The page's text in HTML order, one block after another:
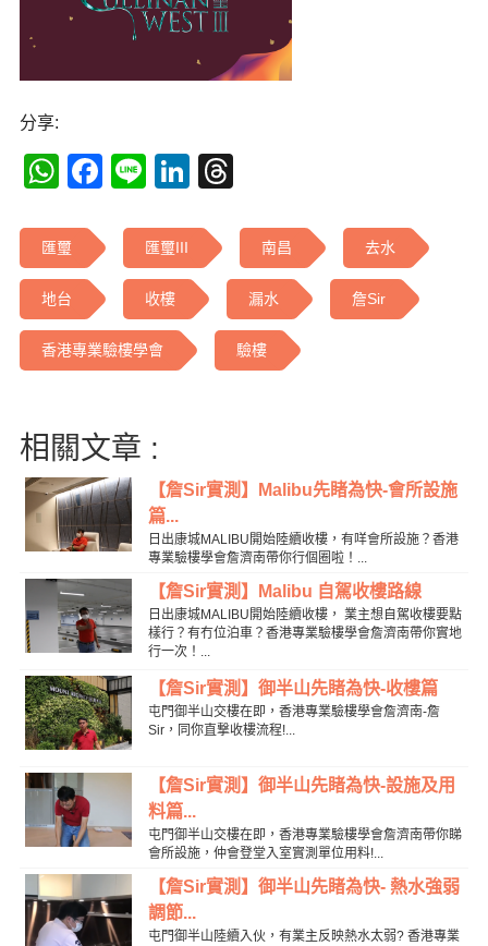
分享:
WhatsApp
Facebook
LineLinkedIn
匯璽 匯璽III 南昌 去水
地台 收樓 漏水 詹Sir
香港專業驗樓學會 驗樓
相關文章 :
【詹Sir實測】Malibu先睹為快-會所設施
篇...
日出康城MALIBU開始陸續收樓，有咩會所設施？香港
專業驗樓學會詹濟南帶你行個圈啦！...
【詹Sir實測】Malibu 自駕收樓路線
日出康城MALIBU開始陸續收樓， 業主想自駕收樓要點
樣行？有冇位泊車？香港專業驗樓學會詹濟南帶你實地
行一次！...
【詹Sir實測】御半山先睹為快-收樓篇
屯門御半山交樓在即，香港專業驗樓學會詹濟南-詹
Sir，同你直撃收樓流程!...
【詹Sir實測】御半山先睹為快-設施及用
料篇...
屯門御半山交樓在即，香港專業驗樓學會詹濟南帶你睇
會所設施，仲會登堂入室實測單位用料!...
【詹Sir實測】御半山先睹為快- 熱水強弱
調節...
屯門御半山陸續入伙，有業主反映熱水太弱? 香港專業